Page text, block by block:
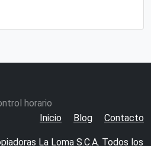
horario
Inicio
Blog Contacto
La Loma S.C.A. Todos los